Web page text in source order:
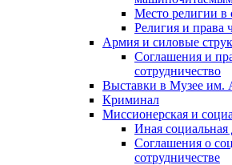
Место религии в
Религия и права
Армия и силовые
Соглашения и
сотрудничество
Выставки в Музее им.
Криминал
Миссионерская и
Иная социальная
Соглашения о
сотрудничестве